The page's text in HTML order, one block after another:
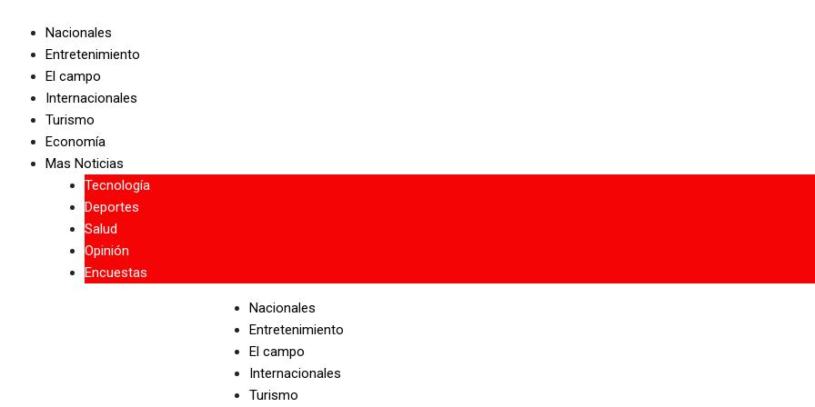
content
Nacionales
Entretenimiento
El campo
Internacionales
Turismo
Economía
Mas Noticias
Tecnología
Deportes
Salud
Opinión
Encuestas
Nacionales
Entretenimiento
El campo
Internacionales
Turismo